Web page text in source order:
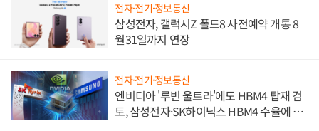
전자·전기·정보통신
삼성전자, 갤럭시Z 폴드8 사전예약 개통 8
월31일까지 연장
전자·전기·정보통신
엔비디아 '루빈 울트라'에도 HBM4 탑재 검
토, 삼성전자·SK하이닉스 HBM4 수율에 주